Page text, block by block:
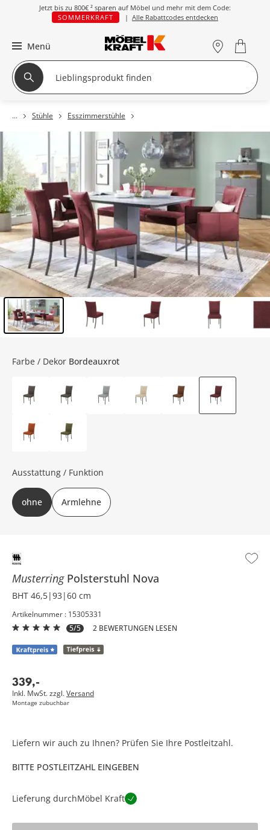
Jetzt bis zu 800€ ² sparen auf Möbel und mehr mit dem Code:
SOMMERKRAFT
| Alle Rabattcodes entdecken
Menü
Stühle Esszimmerstühle
Musterring Polsterstuhl Nova
BHT 46,5|93|60 cm
Artikelnummer : 15305331
5/5
2 BEWERTUNGEN LESEN
339,-
Inkl. MwSt. zzgl.Versand
Montage zubuchbar
Farbe / Dekor Bordeauxrot
Ausstattung / Funktion
ohne Armlehne
Liefern wir auch zu Ihnen? Prüfen Sie Ihre Postleitzahl.
BITTE POSTLEITZAHL EINGEBEN
Lieferung durchMöbel Kraft